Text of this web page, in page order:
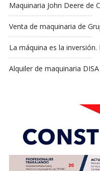
Maquinaria John Deere de
Venta de maquinaria de
La máquina es la
Alquiler de maquinaria DISA